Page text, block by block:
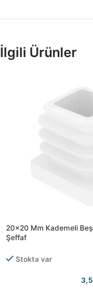
İlgili Ürünler
20×20 Mm Kademeli
Şeffaf
Stokta var